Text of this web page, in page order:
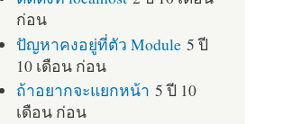
ก่อน
ปัญหาคงอยู่ที่ตัว Module 5 ปี
10 เดือน ก่อน
ถ้าอยากจะแยกหน้า 5 ปี 10
เดือน ก่อน